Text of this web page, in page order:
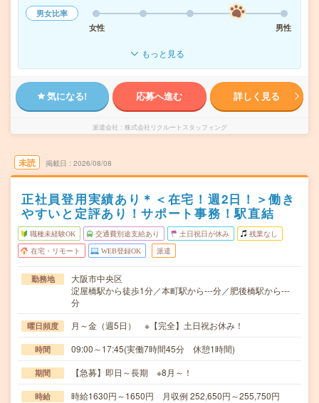
男女比率
女性
男性
もっと見る
気になる! 応募へ進む 詳しく見る
派遣会社 株式会社リクルートスタッフィング
未読 掲載日 2026/08/08
正社員登用実績あり＊＜在宅！週2日！＞働き
やすいと定評あり！サポート事務！駅直結
職種未経験OK 交通費別途支給あり 土日祝日が休み 残業なし
在宅・リモート WEB登録OK 派遣
勤務地
大阪市中央区
淀屋橋駅から徒歩1分／本町駅から---分／肥後橋駅から---
分
曜日頻度 月～金（週5日） ※【完全】土日祝お休み！
時間 09:00～17:45(実働7時間45分 休憩1時間)
期間 【急募】即日～長期 ※8月～！
時給 時給1630円～1650円 月収例 252,650円～255,750円